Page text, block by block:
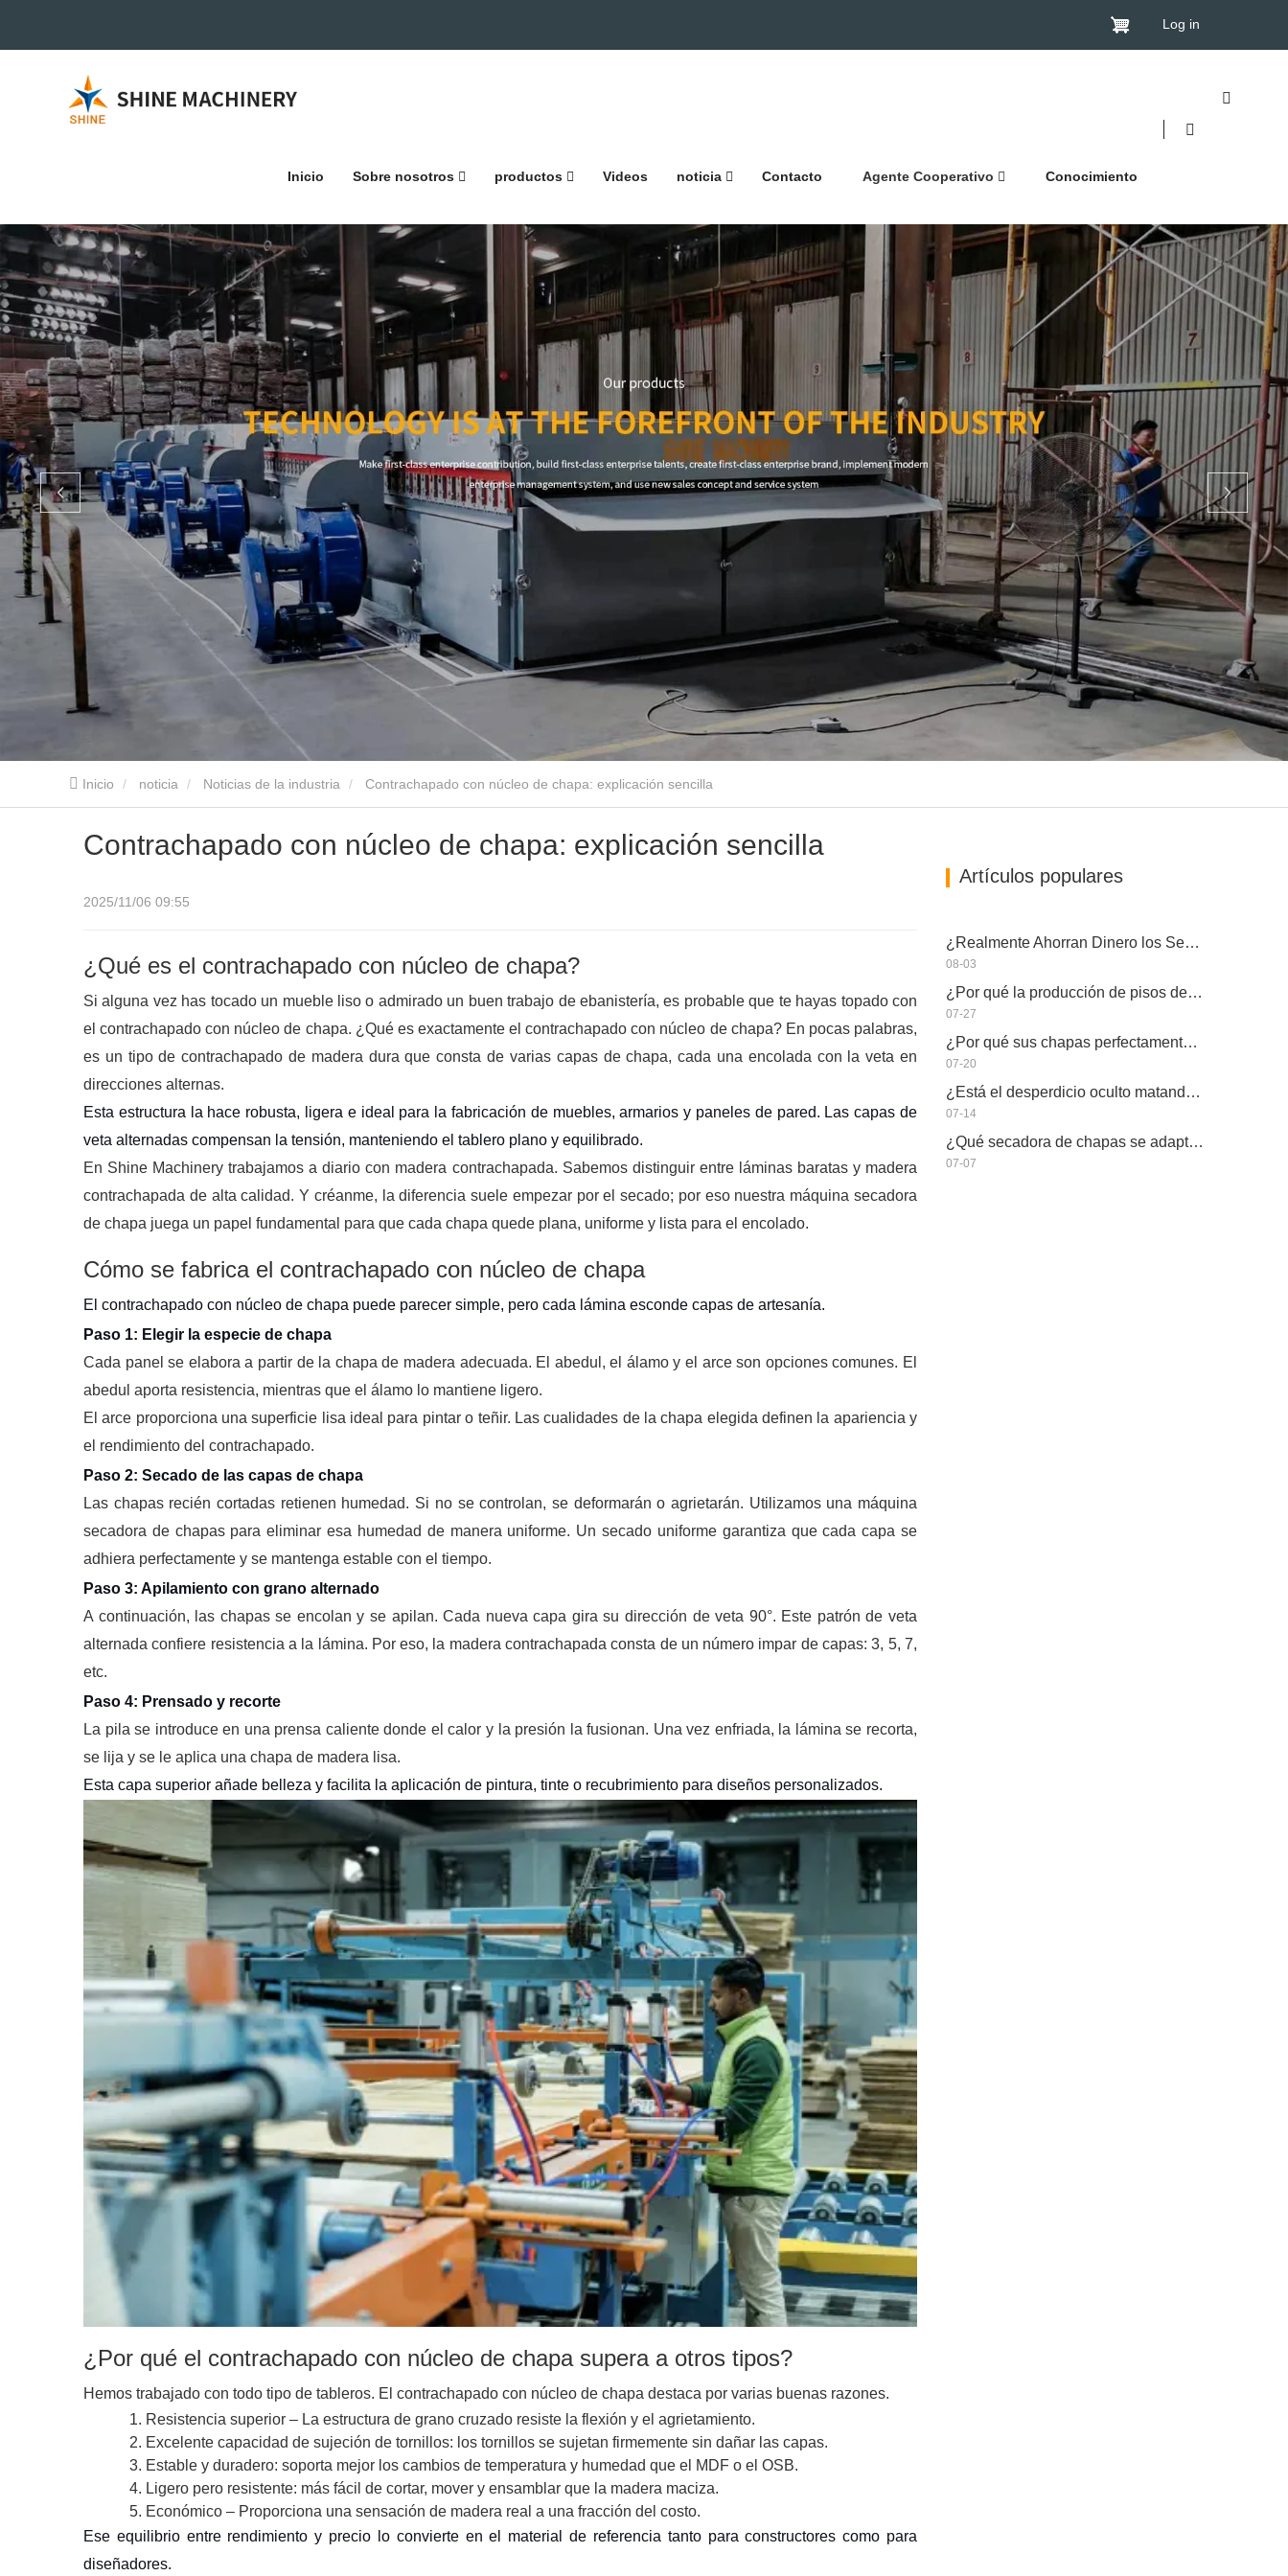
Log in
Inicio Sobre nosotros productos Videos noticia Contacto Agente Cooperativo Conocimiento
Inicio noticia Noticias de la industria Contrachapado con núcleo de chapa: explicación sencilla
Contrachapado con núcleo de chapa: explicación sencilla
2025/11/06 09:55
¿Qué es el contrachapado con núcleo de chapa?
Si alguna vez has tocado un mueble liso o admirado un buen trabajo de ebanistería, es probable que te hayas topado con
el contrachapado con núcleo de chapa. ¿Qué es exactamente el contrachapado con núcleo de chapa? En pocas palabras,
es un tipo de contrachapado de madera dura que consta de varias capas de chapa, cada una encolada con la veta en
direcciones alternas.
Esta estructura la hace robusta, ligera e ideal para la fabricación de muebles, armarios y paneles de pared. Las capas de
veta alternadas compensan la tensión, manteniendo el tablero plano y equilibrado.
En Shine Machinery trabajamos a diario con madera contrachapada. Sabemos distinguir entre láminas baratas y madera
contrachapada de alta calidad. Y créanme, la diferencia suele empezar por el secado; por eso nuestra máquina secadora
de chapa juega un papel fundamental para que cada chapa quede plana, uniforme y lista para el encolado.
Cómo se fabrica el contrachapado con núcleo de chapa
El contrachapado con núcleo de chapa puede parecer simple, pero cada lámina esconde capas de artesanía.
Paso 1: Elegir la especie de chapa
Cada panel se elabora a partir de la chapa de madera adecuada. El abedul, el álamo y el arce son opciones comunes. El
abedul aporta resistencia, mientras que el álamo lo mantiene ligero.
El arce proporciona una superficie lisa ideal para pintar o teñir. Las cualidades de la chapa elegida definen la apariencia y
el rendimiento del contrachapado.
Paso 2: Secado de las capas de chapa
Las chapas recién cortadas retienen humedad. Si no se controlan, se deformarán o agrietarán. Utilizamos una máquina
secadora de chapas para eliminar esa humedad de manera uniforme. Un secado uniforme garantiza que cada capa se
adhiera perfectamente y se mantenga estable con el tiempo.
Paso 3: Apilamiento con grano alternado
A continuación, las chapas se encolan y se apilan. Cada nueva capa gira su dirección de veta 90°. Este patrón de veta
alternada confiere resistencia a la lámina. Por eso, la madera contrachapada consta de un número impar de capas: 3, 5, 7,
etc.
Paso 4: Prensado y recorte
La pila se introduce en una prensa caliente donde el calor y la presión la fusionan. Una vez enfriada, la lámina se recorta,
se lija y se le aplica una chapa de madera lisa.
Esta capa superior añade belleza y facilita la aplicación de pintura, tinte o recubrimiento para diseños personalizados.
¿Por qué el contrachapado con núcleo de chapa supera a otros tipos?
Hemos trabajado con todo tipo de tableros. El contrachapado con núcleo de chapa destaca por varias buenas razones.
1. Resistencia superior – La estructura de grano cruzado resiste la flexión y el agrietamiento.
2. Excelente capacidad de sujeción de tornillos: los tornillos se sujetan firmemente sin dañar las capas.
3. Estable y duradero: soporta mejor los cambios de temperatura y humedad que el MDF o el OSB.
4. Ligero pero resistente: más fácil de cortar, mover y ensamblar que la madera maciza.
5. Económico – Proporciona una sensación de madera real a una fracción del costo.
Ese equilibrio entre rendimiento y precio lo convierte en el material de referencia tanto para constructores como para
diseñadores.
Artículos populares
¿Realmente Ahorran Dinero los Secadores de Chapa Más Grandes?
08-03
¿Por qué la producción de pisos de eucalipto necesita un secador de chapas?
07-27
¿Por qué sus chapas perfectamente secadas se rehumedecen?
07-20
¿Está el desperdicio oculto matando la capacidad real de su secador de chapas?
07-14
¿Qué secadora de chapas se adapta a su fábrica?
07-07